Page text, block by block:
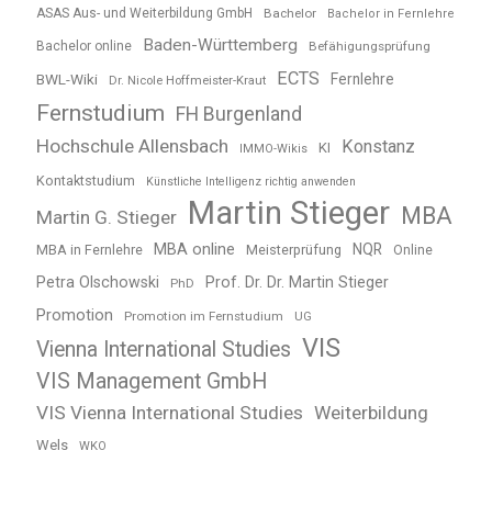
ASAS Aus- und Weiterbildung GmbH Bachelor Bachelor in Fernlehre
Bachelor online Baden-Württemberg Befähigungsprüfung
BWL-Wiki Dr. Nicole Hoffmeister-Kraut ECTS Fernlehre
Fernstudium FH Burgenland
Hochschule Allensbach
IMMO-Wikis KI Konstanz
Kontaktstudium Künstliche Intelligenz richtig anwenden
Martin G. Stieger Martin Stieger MBA
MBA in Fernlehre MBA online Meisterprüfung NQR Online
Petra Olschowski PhD Prof. Dr. Dr. Martin Stieger
Promotion Promotion im Fernstudium UG
Vienna International Studies VIS
VIS Management GmbH
VIS Vienna International Studies Weiterbildung
Wels WKO